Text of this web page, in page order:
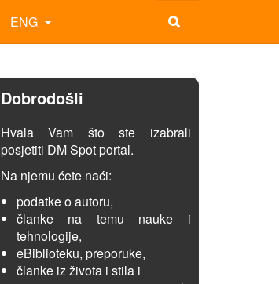
ENG
Dobrodošli
Hvala Vam što ste izabrali
posjetiti DM Spot portal.
Na njemu ćete naći:
podatke o autoru,
članke na temu nauke i
tehnologije,
eBiblioteku, preporuke,
članke iz života i stila i